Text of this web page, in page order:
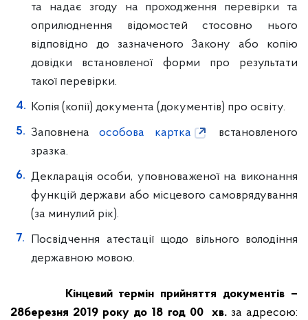
та надає згоду на проходження перевірки та
оприлюднення відомостей стосовно нього
відповідно до зазначеного Закону або копію
довідки встановленої форми про результати
такої перевірки.
Копія (копії) документа (документів) про освіту.
Заповненаособова картка
встановленого
зразка.
Декларація особи, уповноваженої на виконання
функцій держави або місцевого самоврядування
(за минулий рік).
Посвідчення атестації щодо вільного володіння
державною мовою.
Кінцевий термін прийняття документів –
28березня 2019 року до 18 год 00 хв. за адресою: